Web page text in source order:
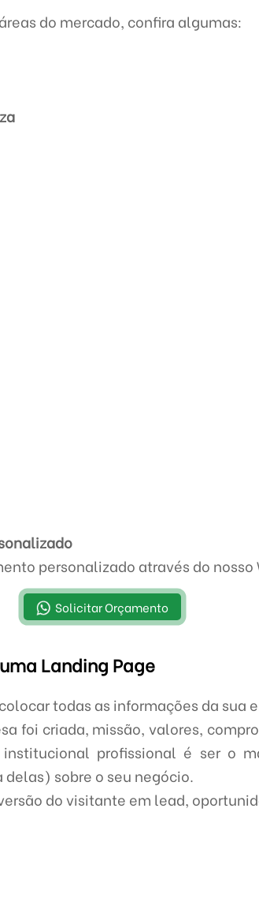
do mercado, confira algumas:
personalizado através do nosso
Solicitar Orçamento
Landing Page
todas as informações da sua
foi criada, missão, valores,
profissional é ser o
sobre o seu negócio.
do visitante em lead,